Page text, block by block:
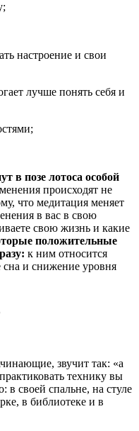
настроение и свои
лучше понять себя и
в позе лотоса особой
происходят не
что медитация меняет
в вас в свою
свою жизнь и какие
положительные
к ним относится
и снижение уровня
звучит так: «а
технику вы
в своей спальне, на стуле
в библиотеке и в